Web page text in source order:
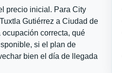
precio inicial. Para City
Gutiérrez a Ciudad de
correcta, qué
si el plan de
bien el día de llegada